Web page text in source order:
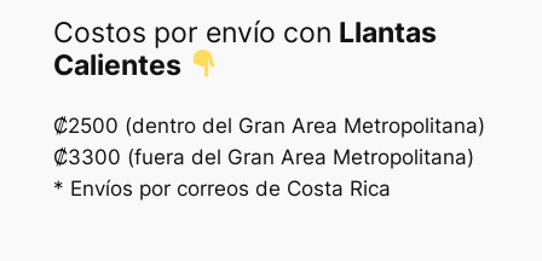
n
e
y
e
s
c
Costos por envío con Llantas
Calientes
₡2500 (dentro del Gran Area Metropolitana)
₡3300 (fuera del Gran Area Metropolitana)
* Envíos por correos de Costa Rica